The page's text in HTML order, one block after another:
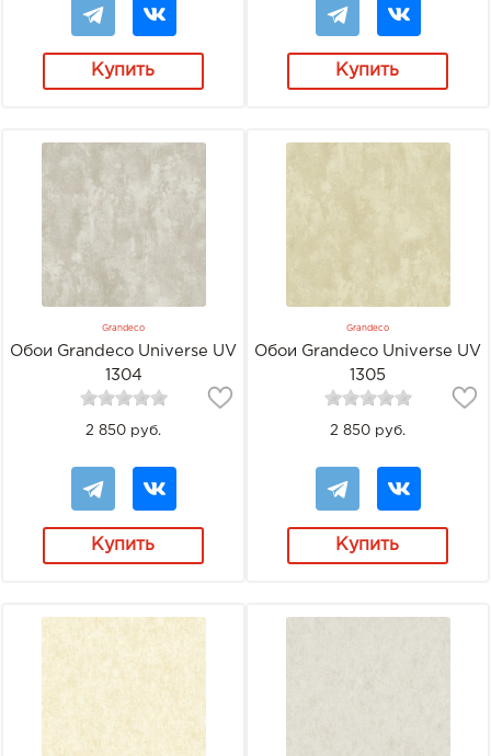
Купить Купить
Grandeco
Обои Grandeco Universe UV
1304
2 850 руб.
Купить
Grandeco
Обои Grandeco Universe UV
1305
2 850 руб.
Купить